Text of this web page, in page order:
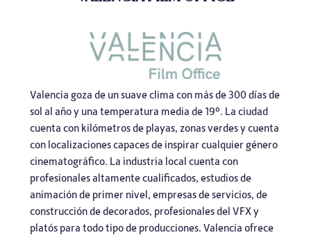
Valencia goza de un suave clima con más de 300 días de
sol al año y una temperatura media de 19º. La ciudad
cuenta con kilómetros de playas, zonas verdes y cuenta
con localizaciones capaces de inspirar cualquier género
cinematográfico. La industria local cuenta con
profesionales altamente cualificados, estudios de
animación de primer nivel, empresas de servicios, de
construcción de decorados, profesionales del VFX y
platós para todo tipo de producciones. Valencia ofrece